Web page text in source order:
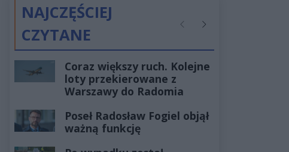
NAJCZĘŚCIEJ
CZYTANE
PoprzednieNastępne
Coraz większy ruch. Kolejne
loty przekierowane z
Warszawy do Radomia
Poseł Radosław Fogiel objął
ważną funkcję